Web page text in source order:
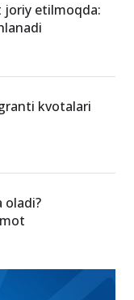
joriy etilmoqda:
kvotalari
oladi?